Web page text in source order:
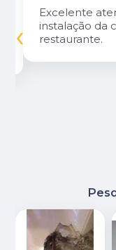
Excelente
instalação da
restaurante.
‹